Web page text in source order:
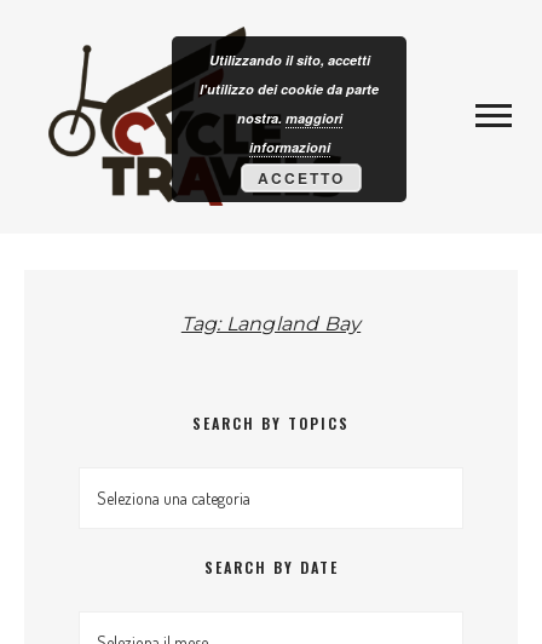
Tag: Langland Bay
SEARCH BY TOPICS
Search by topics
SEARCH BY DATE
Utilizzando il sito, accetti
l'utilizzo dei cookie da parte
nostra. maggiori
informazioni
ACCETTO